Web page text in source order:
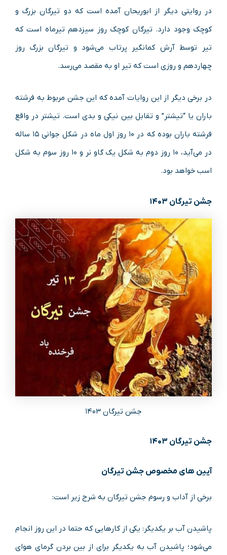
در روایتی دیگر از ابوریحان آمده است که دو تیرگان بزرگ و
کوچک وجود دارد. تیرگان کوچک روز سیزدهم تیرماه است که
تیر توسط آرش کمانگیر پرتاب می‌شود و تیرگان بزرگ روز
چهاردهم و روزی است که تیر او به مقصد می‌رسد.
در برخی دیگر از این روایات آمده که این جشن مربوط به فرشته
باران یا “تیشتر” و تقابل بین نیکی و بدی است. تیشتر در واقع
فرشته باران بوده که در ۱۰ روز اول ماه در شکل جوانی ۱۵ ساله
در می‌آید، ۱۰ روز دوم به شکل یک گاو نر و ۱۰ روز سوم به شکل
اسب خواهد بود.
جشن تیرگان ۱۴۰۳
جشن تیرگان ۱۴۰۳
جشن تیرگان ۱۴۰۳
آیین ‌های مخصوص جشن تیرگان
برخی از آداب و رسوم جشن تیرگان به شرح زیر است:
پاشیدن آب بر یکدیگر: یکی از کار‌هایی که حتما در این روز انجام
می‌شود؛ پاشیدن آب به یکدیگر برای از بین بردن گرمای هوای